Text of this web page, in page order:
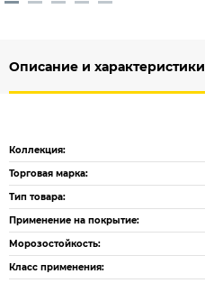
Описание и характеристики
Коллекция:
Торговая марка:
Тип товара:
Применение на покрытие:
Морозостойкость:
Класс применения: